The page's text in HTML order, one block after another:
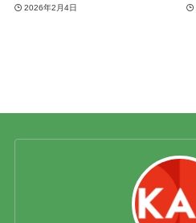
2026年2月4日